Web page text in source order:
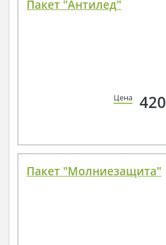
Пакет "Антилед"
Цена 420
Пакет "Молниезащита"